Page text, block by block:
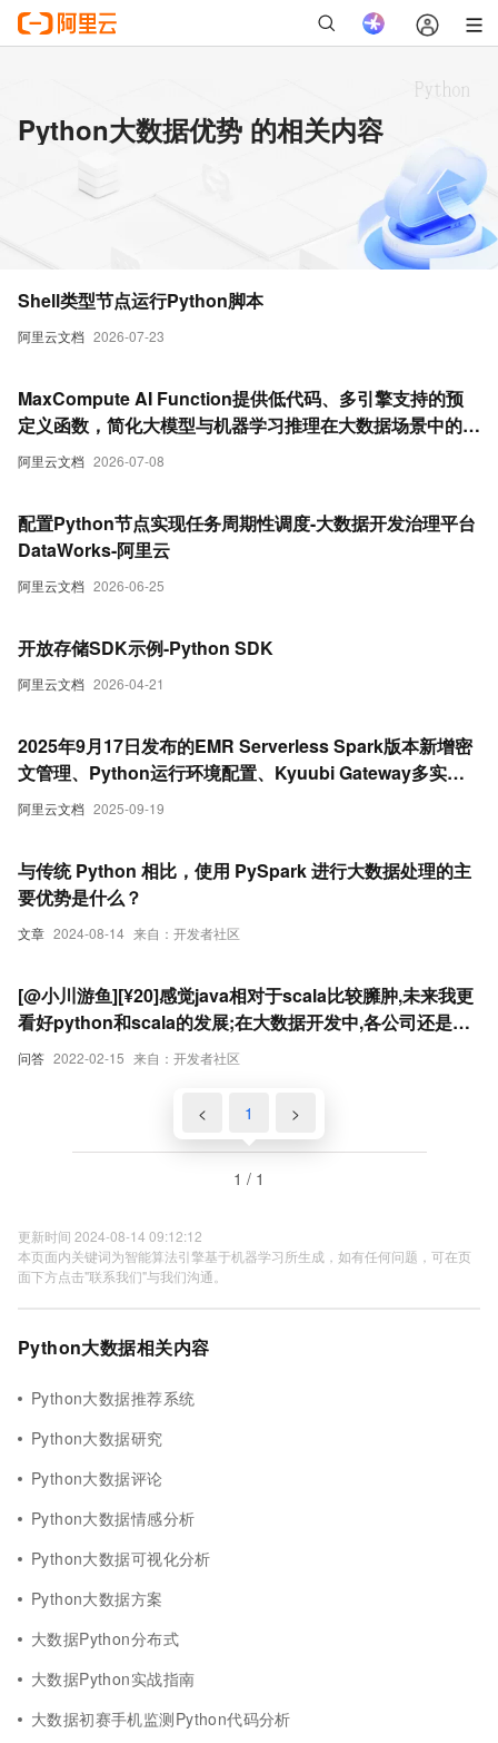
Python大数据优势 的相关内容
阿里云文档 2026-07-23
Shell类型节点运行Python脚本
阿里云文档 2026-07-08
MaxCompute AI Function提供低代码、多引擎支持的预
定义函数，简化大模型与机器学习推理在大数据场景中的应
用。更加便捷的通过SQL或Python调用大模型和机器学习
阿里云文档 2026-06-25
配置Python节点实现任务周期性调度-大数据开发治理平台
DataWorks-阿里云
阿里云文档 2026-04-21
开放存储SDK示例-Python SDK
阿里云文档 2025-09-19
2025年9月17日发布的EMR Serverless Spark版本新增密
文管理、Python运行环境配置、Kyuubi Gateway多实例
支持及引擎性能优化等功能，提升安全性和任务效率。
文章 2024-08-14 来自：开发者社区
与传统 Python 相比，使用 PySpark 进行大数据处理的主
要优势是什么？
问答 2022-02-15 来自：开发者社区
[@小川游鱼][¥20]感觉java相对于scala比较臃肿,未来我更
看好python和scala的发展;在大数据开发中,各公司还是倾
向于使用python和scala,java在数据开发中有什么优势呢?
开发出哪些新特性让人感到惊喜呢?
< 1 >
1 / 1
更新时间 2024-08-14 09:12:12
本页面内关键词为智能算法引擎基于机器学习所生成，如有任何问题，可在页
面下方点击"联系我们"与我们沟通。
Python大数据相关内容
Python大数据推荐系统
Python大数据研究
Python大数据评论
Python大数据情感分析
Python大数据可视化分析
Python大数据方案
大数据Python分布式
大数据Python实战指南
大数据初赛手机监测Python代码分析